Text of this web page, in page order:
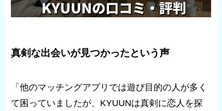
真剣な出会いが見つかったという声
「他のマッチングアプリでは遊び目的の人が多く
て困っていましたが、KYUUNは真剣に恋人を探